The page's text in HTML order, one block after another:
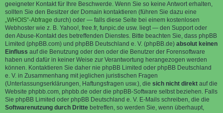
geeigneter Kontakt für Ihre Beschwerde. Wenn Sie so keine Antwort erhalten,
sollten Sie den Besitzer der Domain kontaktieren (führen Sie dazu eine
„WHOIS“-Abfrage durch) oder — falls diese Seite bei einem kostenlosen
Webhoster wie z. B. Yahoo!, free.fr, funpic.de usw. liegt — den Support oder
den Abuse-Kontakt des betreffenden Dienstes. Bitte beachten Sie, dass phpBB
Limited (phpBB.com) und phpBB Deutschland e. V. (phpBB.de) absolut keinen
Einfluss auf die Benutzung oder den oder die Benutzer der Forensoftware
haben und dafür in keiner Weise zur Verantwortung herangezogen werden
können. Kontaktieren Sie daher nie phpBB Limited oder phpBB Deutschland
e. V. in Zusammenhang mit jeglichen juristischen Fragen
(Unterlassungserklärungen, Haftungsfragen usw.), die sich nicht direkt auf die
Website phpbb.com, phpbb.de oder die phpBB-Software selbst beziehen. Falls
Sie phpBB Limited oder phpBB Deutschland e. V. E-Mails schreiben, die die
Softwarenutzung durch Dritte betreffen, so werden Sie, wenn überhaupt,